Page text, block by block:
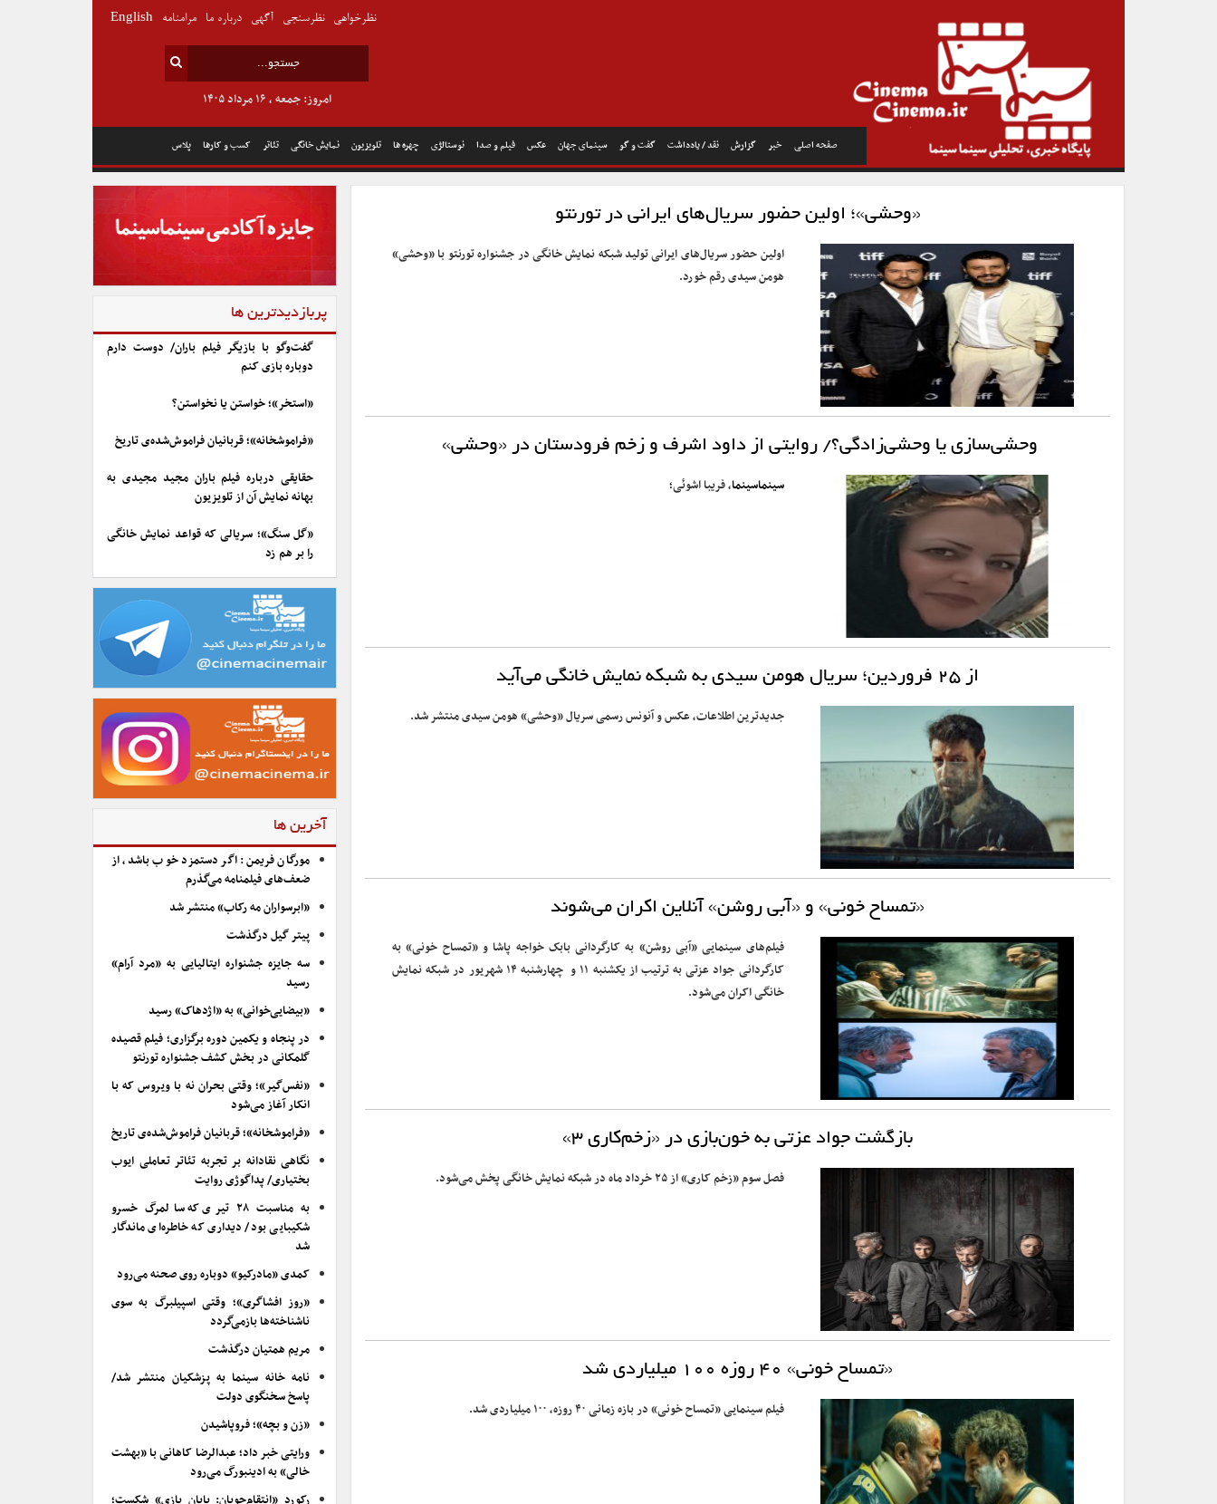
صفحه اصلی خبر گزارش نقد / یادداشت گفت و گو سینمای جهان عکس فیلم و صدا نوستالژی چهره ها تلویزیون نمایش خانگی تئاتر کسب و کارها پلاس
امروز: جمعه , ۱۶ مرداد ۱۴۰۵
نظرخواهی نظرسنجی آگهی درباره ما مرامنامه English
«وحشی»؛ اولین حضور سریال‌های ایرانی در تورنتو
اولین حضور سریال‌های ایرانی تولید شبکه نمایش خانگی در جشنواره تورنتو با «وحشی»
هومن سیدی رقم خورد.
وحشی‌سازی یا وحشی‌زادگی؟/ روایتی از داود اشرف و زخم فرودستان در «وحشی»
سینماسینما، فریبا اشوئی؛
از ۲۵ فروردین؛ سریال هومن سیدی به شبکه نمایش خانگی می‌آید
جدیدترین اطلاعات، عکس و آنونس رسمی سریال «وحشی» هومن سیدی منتشر شد.
«تمساح خونی» و «آبی روشن» آنلاین اکران می‌شوند
فیلم‌های سینمایی «آبی روشن» به کارگردانی بابک خواجه پاشا و «تمساح خونی» به
کارگردانی جواد عزتی به ترتیب از یکشنبه ۱۱ و چهارشنبه ۱۴ شهریور در شبکه نمایش
خانگی اکران می‌شود.
بازگشت جواد عزتی به ‌خون‌بازی در «زخم‌کاری ۳»
فصل سوم «زخم کاری» از ۲۵ خرداد ماه در شبکه نمایش خانگی پخش می‌شود.
«تمساح خونی» ۴۰ روزه ۱۰۰ میلیاردی شد
فیلم سینمایی «تمساح خونی» در بازه زمانی ۴۰ روزه، ۱۰۰ میلیاردی شد.
پربازدیدترین ها
گفت‌وگو با بازیگر فیلم باران/ دوست دارم
دوباره بازی کنم
«استخر»؛ خواستن یا نخواستن؟
«فراموشخانه»؛ قربانیان فراموش‌شده‌ی تاریخ
حقایقی درباره فیلم باران مجید مجیدی به
بهانه نمایش آن از تلویزیون
«گل سنگ»؛ سریالی که قواعد نمایش خانگی
را بر هم زد
آخرین ها
مورگان فریمن: اگر دستمزد خوب باشد، از
ضعف‌های فیلمنامه می‌گذرم
«ابرسواران مه رکاب» منتشر شد
پیتر گیل درگذشت
سه جایزه جشنواره ایتالیایی به «مرد آرام»
رسید
«بیضایی‌خوانی» به «اژدهاک» رسید
در پنجاه و یکمین دوره برگزاری؛ فیلم قصیده
گلمکانی در بخش کشف جشنواره تورنتو
«نفس‌گیر»؛ وقتی بحران نه با ویروس که با
انکار آغاز می‌شود
«فراموشخانه»؛ قربانیان فراموش‌شده‌ی تاریخ
نگاهی نقادانه بر تجربه تئاتر تعاملی ایوب
بختیاری/ پداگوژی روایت
به مناسبت ۲۸ تیری که سالمرگ خسرو
شکیبایی بود/ دیداری که خاطره‌ای ماندگار
شد
کمدی «مادرکیو» دوباره روی صحنه می‌رود
«روز افشاگری»؛ وقتی اسپیلبرگ به سوی
ناشناخته‌ها بازمی‌گردد
مریم همتیان درگذشت
نامه خانه سینما به پزشکیان منتشر شد/
پاسخ سخنگوی دولت
«زن و بچه»؛ فروپاشیدن
ورایتی خبر داد؛ عبدالرضا کاهانی با «بهشت
خالی» به ادینبورگ می‌رود